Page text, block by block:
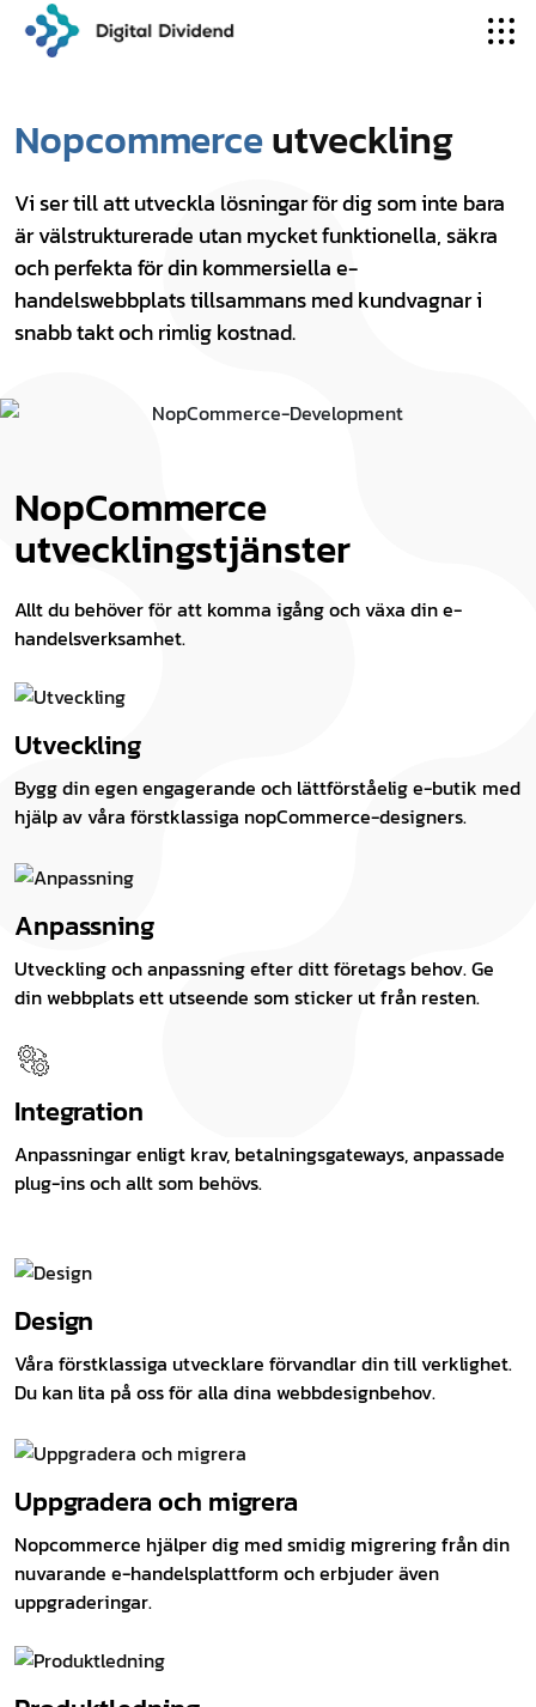
Nopcommerceutveckling
Vi ser till att utveckla lösningar för dig som inte bara
är välstrukturerade utan mycket funktionella, säkra
och perfekta för din kommersiella e-
handelswebbplats tillsammans med kundvagnar i
snabb takt och rimlig kostnad.
NopCommerce
utvecklingstjänster
Allt du behöver för att komma igång och växa din e-
handelsverksamhet.
Utveckling
Bygg din egen engagerande och lättförståelig e-butik med
hjälp av våra förstklassiga nopCommerce-designers.
Anpassning
Utveckling och anpassning efter ditt företags behov. Ge
din webbplats ett utseende som sticker ut från resten.
Integration
Anpassningar enligt krav, betalningsgateways, anpassade
plug-ins och allt som behövs.
Design
Våra förstklassiga utvecklare förvandlar din till verklighet.
Du kan lita på oss för alla dina webbdesignbehov.
Uppgradera och migrera
Nopcommerce hjälper dig med smidig migrering från din
nuvarande e-handelsplattform och erbjuder även
uppgraderingar.